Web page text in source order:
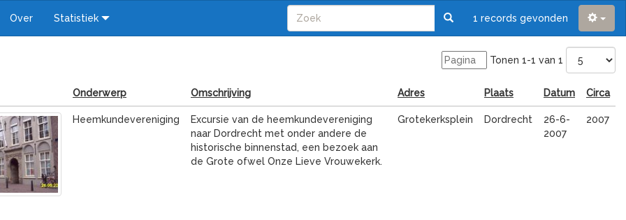
Over Statistiek 1 records gevonden
Tonen 1-1 van 1
Onderwerp Omschrijving Adres Plaats Datum Circa
Heemkundevereniging
Excursie van de heemkundevereniging
naar Dordrecht met onder andere de
historische binnenstad, een bezoek aan
de Grote ofwel Onze Lieve Vrouwekerk.
Grotekerksplein Dordrecht
26-6-
2007
2007